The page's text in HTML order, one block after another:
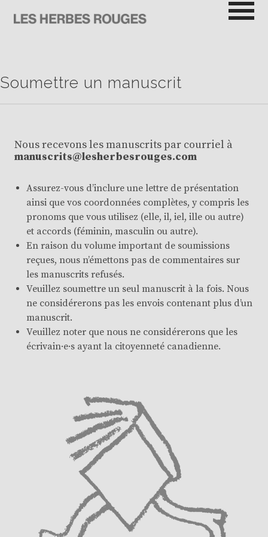
contenu
Soumettre un manuscrit
Nous recevons les manuscrits par courriel à
manuscrits@lesherbesrouges.com
Assurez-vous d’inclure une lettre de présentation
ainsi que vos coordonnées complètes, y compris les
pronoms que vous utilisez (elle, il, iel, ille ou autre)
et accords (féminin, masculin ou autre).
En raison du volume important de soumissions
reçues, nous n’émettons pas de commentaires sur
les manuscrits refusés.
Veuillez soumettre un seul manuscrit à la fois. Nous
ne considérerons pas les envois contenant plus d’un
manuscrit.
Veuillez noter que nous ne considérerons que les
écrivain·e·s ayant la citoyenneté canadienne.